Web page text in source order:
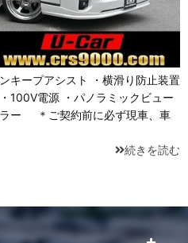
キープアシスト ・横滑り防止装置
100V電源 ・パノラミックビュー
ー ＊ご契約前に必ず現車、車
続きを読む